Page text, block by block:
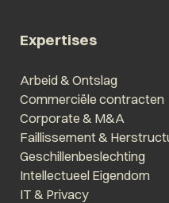
Expertises
Arbeid & Ontslag
Commerciële contracten
Corporate & M&A
Faillissement &
Geschillenbeslechting
Intellectueel Eigendom
IT & Privacy